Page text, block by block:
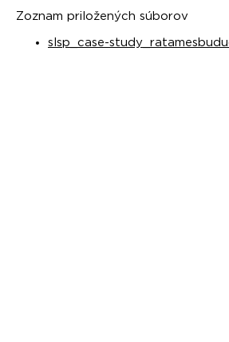
Zoznam priložených súborov
slsp_case-